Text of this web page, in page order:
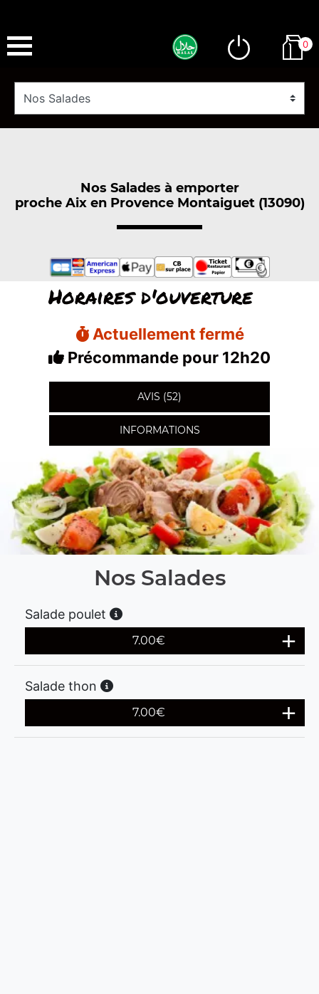
0
Nos Salades à emporter
proche Aix en Provence Montaiguet (13090)
Horaires d'ouverture
Actuellement fermé
Précommande pour 12h20
AVIS (52)
INFORMATIONS
Nos Salades
Salade poulet
7.00€
Salade thon
7.00€